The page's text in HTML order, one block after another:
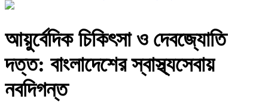
আয়ুর্বেদিক চিকিৎসা ও দেবজ্যোতি
দত্ত: বাংলাদেশের স্বাস্থ্যসেবায়
নবদিগন্ত